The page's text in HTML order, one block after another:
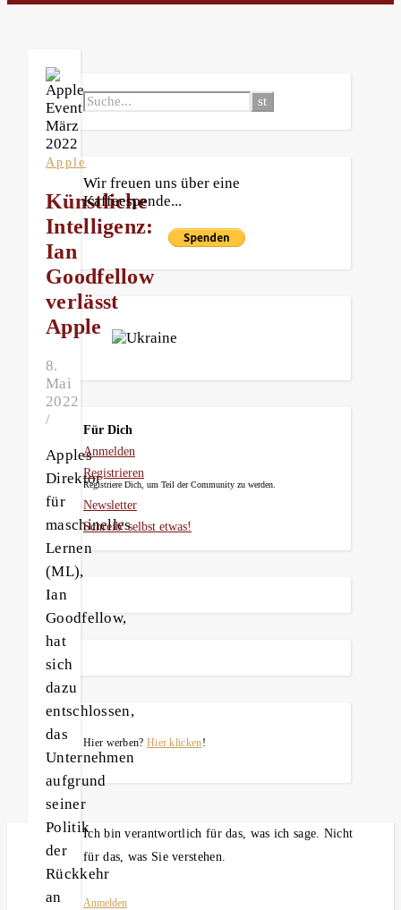
Apple
Künstliche
Intelligenz:
Ian
Goodfellow
verlässt
Apple
8.
Mai
2022
/
Apples
Direktor
für
maschinelles
Lernen
(ML),
Ian
Goodfellow,
hat
sich
dazu
entschlossen,
das
Unternehmen
aufgrund
seiner
Politik
der
Rückkehr
an
Wir freuen uns über eine
Kaffeespende...
Für Dich
Anmelden
Registrieren
Registriere Dich, um Teil der Community zu werden.
Newsletter
Schreib' selbst etwas!
Hier werben? Hier klicken!
Ich bin verantwortlich für das, was ich sage. Nicht
für das, was Sie verstehen.
Anmelden